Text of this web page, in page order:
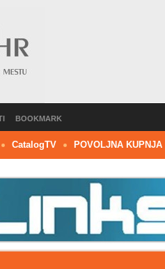
BOOKMARK
CatalogTV POVOLJNA KUPNJA